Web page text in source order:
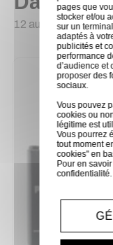
12 autres produits
pages que
stocker et/ou
sur un
adaptés à
publicités et
performance
d’audience et
proposer des
sociaux.
Vous pouvez
cookies ou
légitime est
Vous pourrez
tout moment
cookies" en
Pour en
confidentialité.